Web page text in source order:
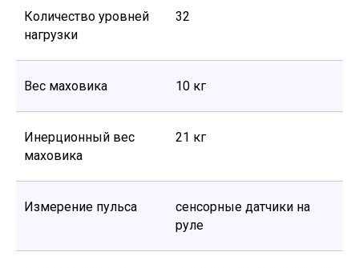
Количество уровней
нагрузки
32
Вес маховика 10 кг
Инерционный вес
маховика
21 кг
Измерение пульса
сенсорные датчики на
руле